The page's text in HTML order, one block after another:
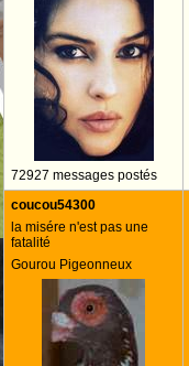
72927 messages postés
coucou54300
la misére n'est pas une
fatalité
Gourou Pigeonneux